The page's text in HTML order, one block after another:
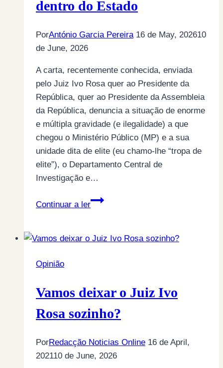
dentro do Estado
PorAntónio Garcia Pereira 16 de May, 202610
de June, 2026
A carta, recentemente conhecida, enviada
pelo Juiz Ivo Rosa quer ao Presidente da
República, quer ao Presidente da Assembleia
da República, denuncia a situação de enorme
e múltipla gravidade (e ilegalidade) a que
chegou o Ministério Público (MP) e a sua
unidade dita de elite (eu chamo-lhe “tropa de
elite”), o Departamento Central de
Investigação e…
Continuar a ler
Ministério
Estado
Opinião
Vamos deixar o Juiz Ivo
Rosa sozinho?
PorRedacção Noticias Online 16 de April,
202110 de June, 2026